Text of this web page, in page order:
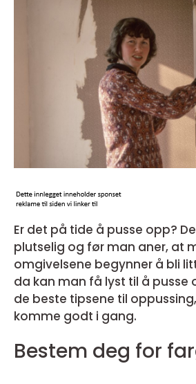
Er det på tide å pusse opp?
plutselig og før man aner, at
omgivelsene begynner å bli
da kan man få lyst til å pusse
de beste tipsene til
komme godt i gang.
Bestem deg for